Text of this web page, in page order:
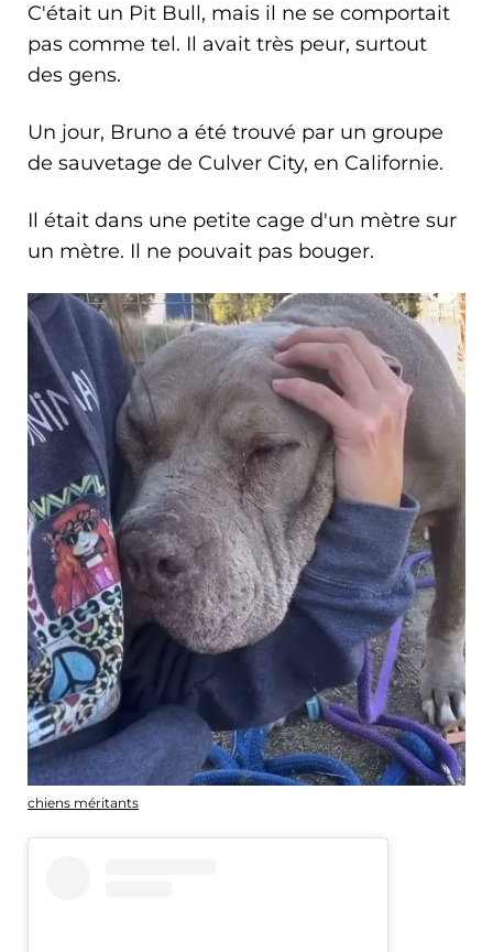
C'était un Pit Bull, mais il ne se comportait
pas comme tel. Il avait très peur, surtout
des gens.
Un jour, Bruno a été trouvé par un groupe
de sauvetage de Culver City, en Californie.
Il était dans une petite cage d'un mètre sur
un mètre. Il ne pouvait pas bouger.
chiens méritants